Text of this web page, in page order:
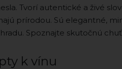
Tvorí autentické a živé
prírodou. Sú elegantné,
Spoznajte skutočnú
k vínu